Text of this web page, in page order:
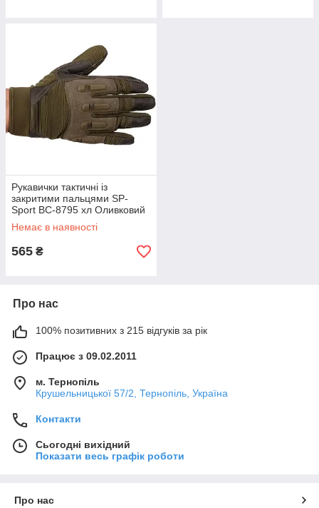
Рукавички тактичні із
закритими пальцями SP-
Sport BC-8795 хл Оливковий
Немає в наявності
565 ₴
Про нас
100% позитивних з 215 відгуків за рік
Працює з 09.02.2011
м. Тернопіль
Крушельницької 57/2, Тернопіль, Україна
Контакти
Сьогодні вихідний
Показати весь графік роботи
Про нас